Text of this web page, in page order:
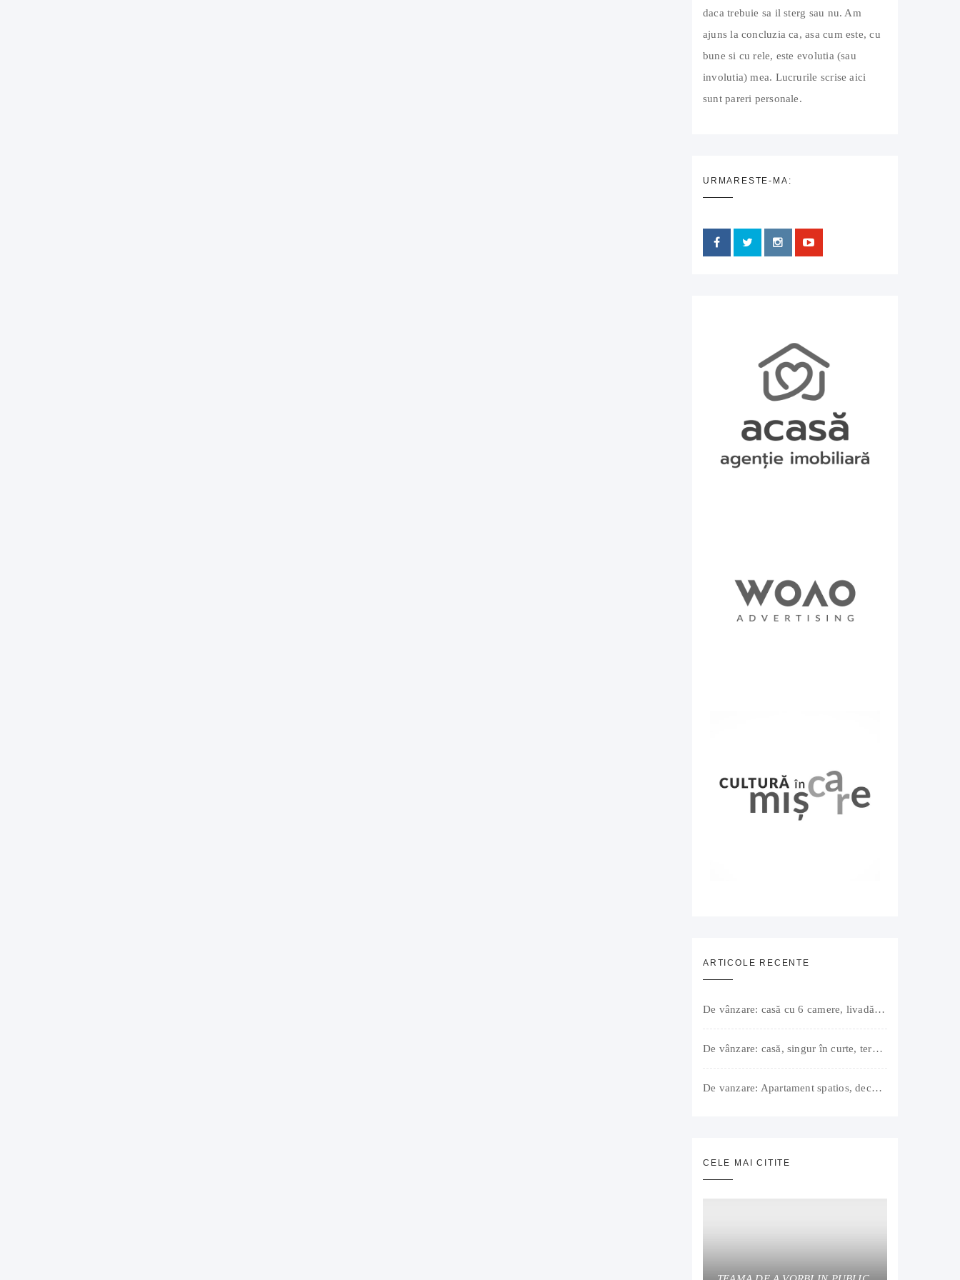
daca trebuie sa il sterg sau nu. Am
ajuns la concluzia ca, asa cum este, cu
bune si cu rele, este evolutia (sau
involutia) mea. Lucrurile scrise aici
sunt pareri personale.
URMARESTE-MA:
ARTICOLE RECENTE
De vânzare: casă cu 6 camere, livadă, 3 199 mp, Girișul Negru, Bihor, 42 000 Euro. Comision 0.
De vânzare: casă, singur în curte, teren 500 mp, Muntele Găina, Oradea. 157.000 € (negociabil). Comision 0.
De vanzare: Apartament spatios, decomandat, bine compartimentat, 3 camere, 2 bai, bucatarie, suprafață utilă de 64 mp + 3 balcoane (11 mp), strada Barierei, zona Dragos Voda Oradea. 89 500 E (neg). Comision 0
CELE MAI CITITE